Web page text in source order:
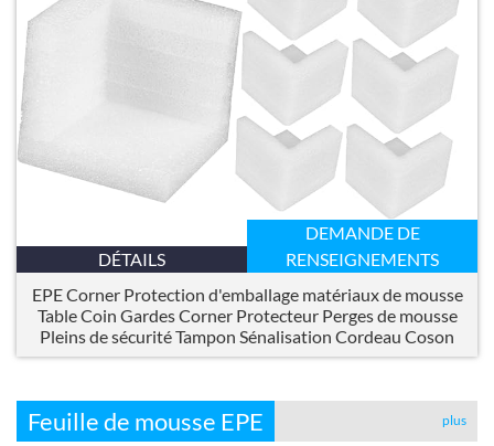
DÉTAILS
DEMANDE DE
RENSEIGNEMENTS
EPE Corner Protection d'emballage matériaux de mousse
Table Coin Gardes Corner Protecteur Perges de mousse
Pleins de sécurité Tampon Sénalisation Cordeau Coson
Feuille de mousse EPE plus